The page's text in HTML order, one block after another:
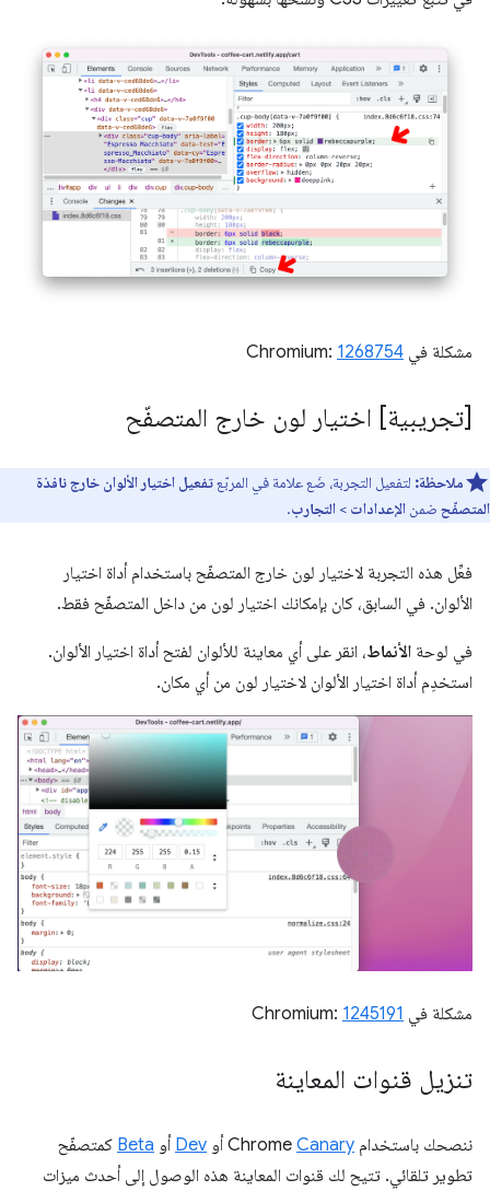
مشكلة في Chromium: 1268754
[تجريبية] اختيار لون خارج المتصفّح
ملاحظة: لتفعيل التجربة، ضَع علامة في المربّعتفعيل اختيار الألوان خارج نافذة
المتصفّح ضمن الإعدادات > التجارب.
فعِّل هذه التجربة لاختيار لون خارج المتصفّح باستخدام أداة اختيار
الألوان. في السابق، كان بإمكانك اختيار لون من داخل المتصفّح فقط.
في لوحة الأنماط، انقر على أي معاينة للألوان لفتح أداة اختيار الألوان.
استخدِم أداة اختيار الألوان لاختيار لون من أي مكان.
مشكلة في Chromium: 1245191
تنزيل قنوات المعاينة
ننصحك باستخدام Chrome Canary أو Dev أو Beta كمتصفّح
تطوير تلقائي. تتيح لك قنوات المعاينة هذه الوصول إلى أحدث ميزات